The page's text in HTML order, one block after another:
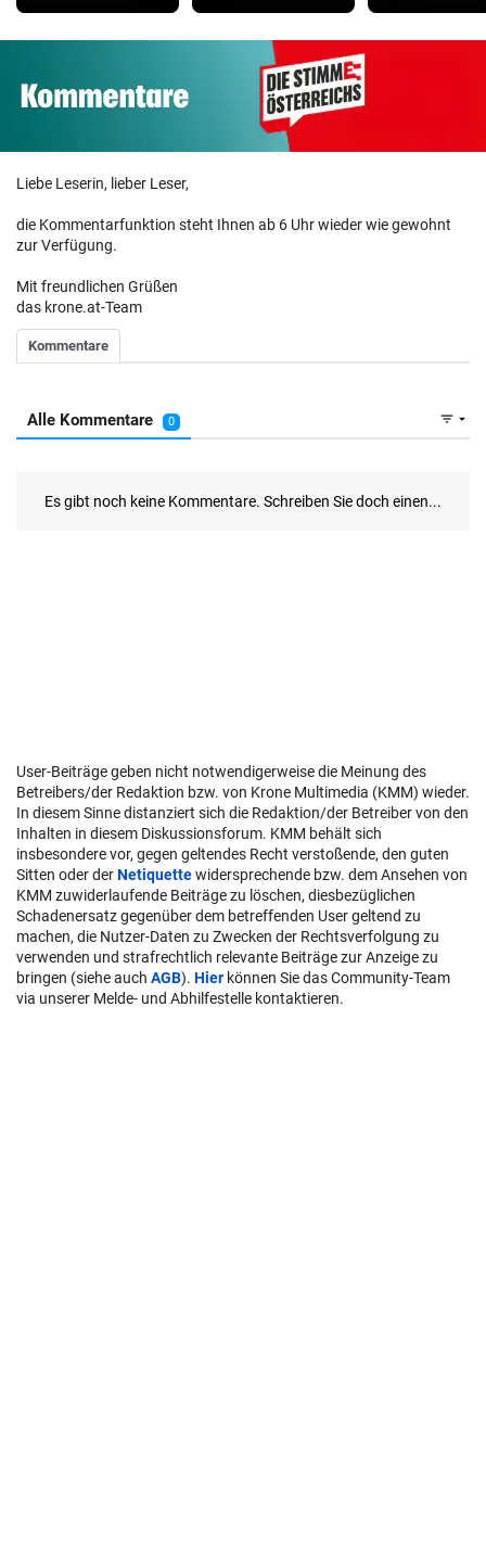
Liebe Leserin, lieber Leser,
die Kommentarfunktion steht Ihnen ab 6 Uhr wieder wie gewohnt
zur Verfügung.
Mit freundlichen Grüßen
das krone.at-Team
User-Beiträge geben nicht notwendigerweise die Meinung des
Betreibers/der Redaktion bzw. von Krone Multimedia (KMM) wieder.
In diesem Sinne distanziert sich die Redaktion/der Betreiber von den
Inhalten in diesem Diskussionsforum. KMM behält sich
insbesondere vor, gegen geltendes Recht verstoßende, den guten
Sitten oder derNetiquettewidersprechende bzw. dem Ansehen von
KMM zuwiderlaufende Beiträge zu löschen, diesbezüglichen
Schadenersatz gegenüber dem betreffenden User geltend zu
machen, die Nutzer-Daten zu Zwecken der Rechtsverfolgung zu
verwenden und strafrechtlich relevante Beiträge zur Anzeige zu
bringen (siehe auch AGB). Hier können Sie das Community-Team
via unserer Melde- und Abhilfestelle kontaktieren.